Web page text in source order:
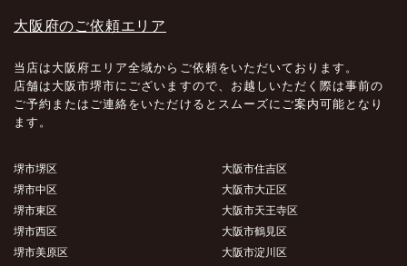
大阪府のご依頼エリア
当店は大阪府エリア全域からご依頼をいただいております。
店舗は大阪市堺市にございますので、お越しいただく際は事前の
ご予約またはご連絡をいただけるとスムーズにご案内可能となり
ます。
堺市堺区
堺市中区
堺市東区
堺市西区
堺市美原区
大阪市住吉区
大阪市大正区
大阪市天王寺区
大阪市鶴見区
大阪市淀川区